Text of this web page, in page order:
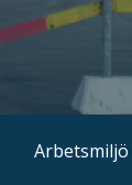
Arbetsmiljö